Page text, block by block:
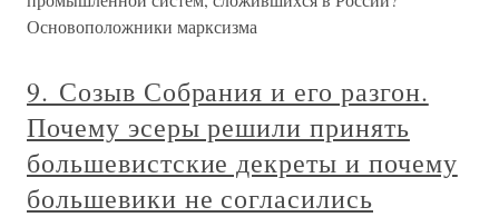
Основоположники марксизма
9. Созыв Собрания и его разгон.
Почему эсеры решили принять
большевистские декреты и почему
большевики не согласились